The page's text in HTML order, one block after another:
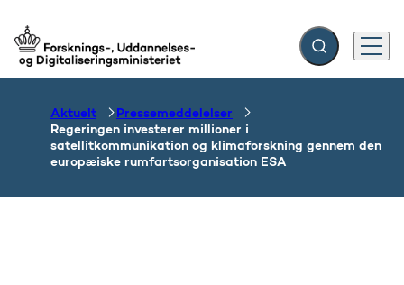
Gå til forsiden Fold søgefelt ud
Menu
Aktuelt
Pressemeddelelser
Regeringen investerer millioner i
satellitkommunikation og klimaforskning gennem den
europæiske rumfartsorganisation ESA